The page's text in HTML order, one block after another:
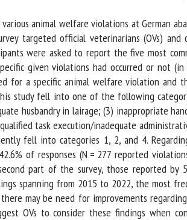
animal welfare violations at German
targeted official veterinarians (OVs) and
were asked to report the five most
given violations had occurred or not (in
for a specific animal welfare violation and
study fell into one of the following
husbandry in lairage; (3) inappropriate
task execution/inadequate
fell into categories 1, 2, and 4.
of responses (N = 277 reported
part of the survey, those reported by
spanning from 2015 to 2022, the most
may be need for improvements
OVs to consider these findings when